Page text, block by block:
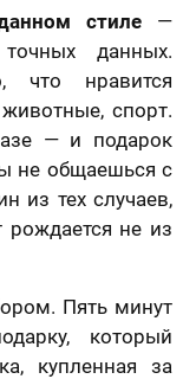
стиле —
данных.
что нравится
спорт.
— и подарок
не общаешься с
из тех случаев,
не из
Пять минут
который
купленная за